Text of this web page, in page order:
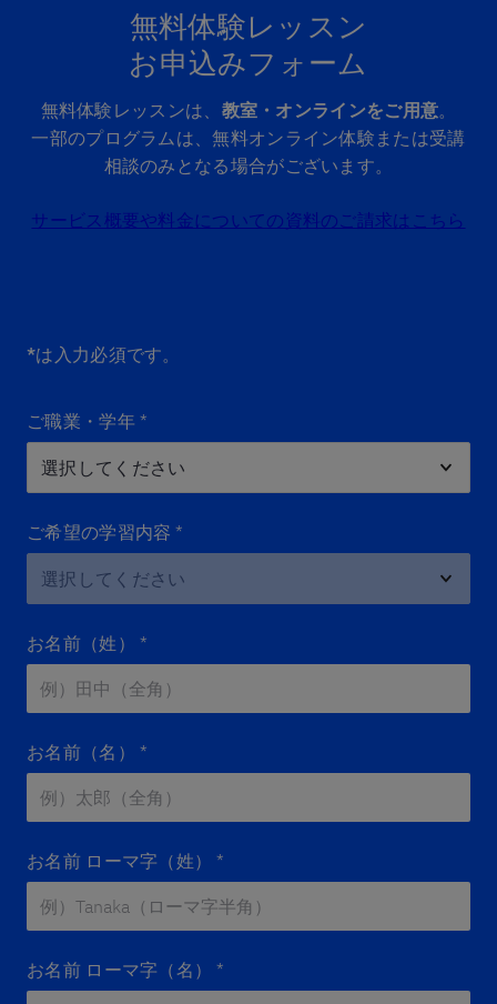
無料体験レッスン
お申込みフォーム
無料体験レッスンは、 教室・オンラインをご用意。
一部のプログラムは、無料オンライン体験または受講
相談のみとなる場合がございます。
サービス概要や料金についての資料のご請求はこちら
*は入力必須です。
ご職業・学年 *
ご希望の学習内容 *
お名前（姓） *
お名前（名） *
お名前 ローマ字（姓） *
お名前 ローマ字（名） *